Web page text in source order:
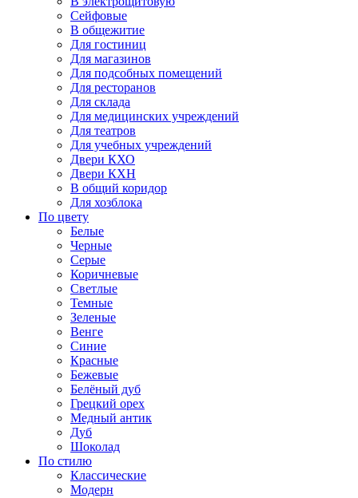
Сейфовые
В общежитие
Для гостиниц
Для магазинов
Для подсобных помещений
Для ресторанов
Для склада
Для медицинских учреждений
Для театров
Для учебных учреждений
Двери КХО
Двери КХН
В общий коридор
Для хозблока
По цвету
Белые
Черные
Серые
Коричневые
Светлые
Темные
Зеленые
Венге
Синие
Красные
Бежевые
Белёный дуб
Грецкий орех
Медный антик
Дуб
Шоколад
По стилю
Классические
Модерн